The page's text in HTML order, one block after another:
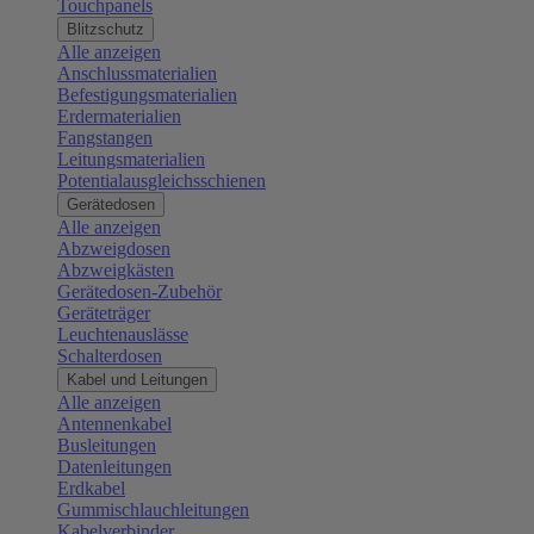
Touchpanels
Blitzschutz
Alle anzeigen
Anschlussmaterialien
Befestigungsmaterialien
Erdermaterialien
Fangstangen
Leitungsmaterialien
Potentialausgleichsschienen
Gerätedosen
Alle anzeigen
Abzweigdosen
Abzweigkästen
Gerätedosen-Zubehör
Geräteträger
Leuchtenauslässe
Schalterdosen
Kabel und Leitungen
Alle anzeigen
Antennenkabel
Busleitungen
Datenleitungen
Erdkabel
Gummischlauchleitungen